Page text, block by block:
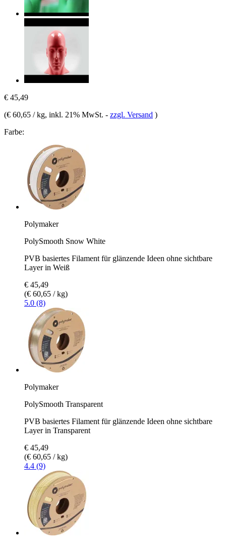
€ 45,49
(€ 60,65 / kg, inkl. 21% MwSt. - zzgl. Versand )
Farbe:
Polymaker
PolySmooth Snow White
PVB basiertes Filament für glänzende Ideen ohne sichtbare
Layer in Weiß
€ 45,49
(€ 60,65 / kg)
5.0 (8)
Polymaker
PolySmooth Transparent
PVB basiertes Filament für glänzende Ideen ohne sichtbare
Layer in Transparent
€ 45,49
(€ 60,65 / kg)
4.4 (9)